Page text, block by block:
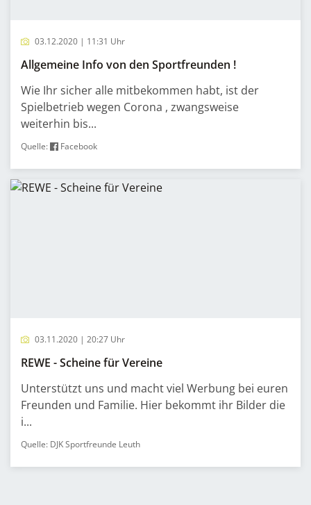
03.12.2020 | 11:31 Uhr
Allgemeine Info von den Sportfreunden !
Wie Ihr sicher alle mitbekommen habt, ist der
Spielbetrieb wegen Corona , zwangsweise
weiterhin bis...
Quelle: Facebook
03.11.2020 | 20:27 Uhr
REWE - Scheine für Vereine
Unterstützt uns und macht viel Werbung bei euren
Freunden und Familie. Hier bekommt ihr Bilder die
i...
Quelle: DJK Sportfreunde Leuth